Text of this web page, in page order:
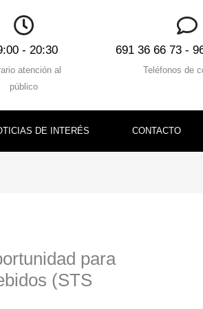
- 20:30
atención al
público
691 36 66 73 -
Teléfonos de
DE INTERÉS CONTACTO
para
(STS